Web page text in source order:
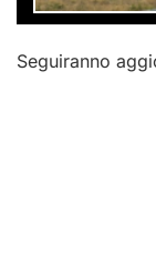
Seguiranno